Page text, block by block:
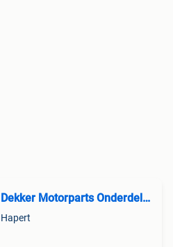
Dekker Motorparts Onderdelen
Hapert